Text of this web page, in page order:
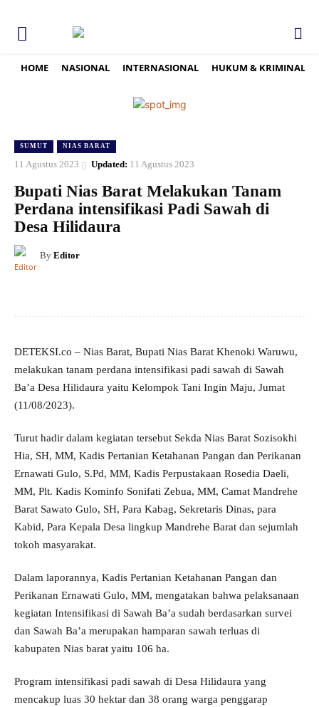
HOME NASIONAL INTERNASIONAL HUKUM & KRIMINAL
SUMUT NIAS BARAT
11 Agustus 2023 Updated: 11 Agustus 2023
Bupati Nias Barat Melakukan Tanam
Perdana intensifikasi Padi Sawah di
Desa Hilidaura
By Editor
DETEKSI.co – Nias Barat, Bupati Nias Barat Khenoki Waruwu,
melakukan tanam perdana intensifikasi padi sawah di Sawah
Ba’a Desa Hilidaura yaitu Kelompok Tani Ingin Maju, Jumat
(11/08/2023).
Turut hadir dalam kegiatan tersebut Sekda Nias Barat Sozisokhi
Hia, SH, MM, Kadis Pertanian Ketahanan Pangan dan Perikanan
Ernawati Gulo, S.Pd, MM, Kadis Perpustakaan Rosedia Daeli,
MM, Plt. Kadis Kominfo Sonifati Zebua, MM, Camat Mandrehe
Barat Sawato Gulo, SH, Para Kabag, Sekretaris Dinas, para
Kabid, Para Kepala Desa lingkup Mandrehe Barat dan sejumlah
tokoh masyarakat.
Dalam laporannya, Kadis Pertanian Ketahanan Pangan dan
Perikanan Ernawati Gulo, MM, mengatakan bahwa pelaksanaan
kegiatan Intensifikasi di Sawah Ba’a sudah berdasarkan survei
dan Sawah Ba’a merupakan hamparan sawah terluas di
kabupaten Nias barat yaitu 106 ha.
Program intensifikasi padi sawah di Desa Hilidaura yang
mencakup luas 30 hektar dan 38 orang warga penggarap